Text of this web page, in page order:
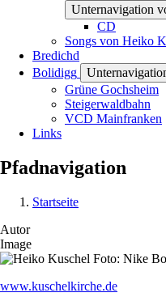
Unternavigation
CD
Songs von Heiko
Bredichd
Bolidigg
Grüne Gochsheim
Steigerwaldbahn
VCD Mainfranken
Links
Pfadnavigation
Startseite
Autor
Image
www.kuschelkirche.de